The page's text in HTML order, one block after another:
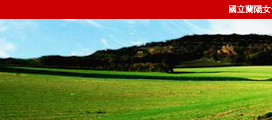
國立蘭陽